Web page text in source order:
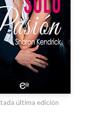
última edición